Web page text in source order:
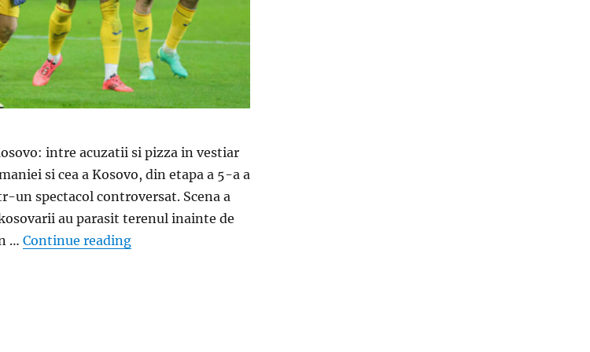
intre acuzatii si pizza in vestiar
si cea a Kosovo, din etapa a 5-a a
spectacol controversat. Scena a
au parasit terenul inainte de
… Continue reading„Incredibil! Ce faceau kosovarii in vestiar in timp ce romanii asteptau pe